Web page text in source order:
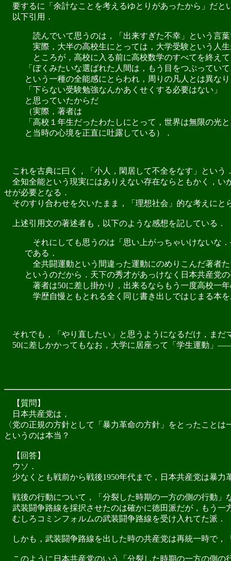
要するに「余計なことを考えるゆとりがあったから」だと
以下引用．
読んでいて思うのは，「出来すぎた不幸」という言葉
実際，大半の高校生にとっては，大学受験という人
ところが，高校に入る前に高校数学のすべてを終え
「ぼくみたいな選ばれた人間は，もう目をつぶってい
という一種の全能感にとらわれ，周りの凡人とは異なり
「下らない受験勉強なんかあくせくする必要はない」
と思っていたからだ
（実際，著者は
「高校１年生だったわたしにとって，世界は無限の光
と当時の心境を正直に吐露している）．
これを古典に曰く，「小人，閑居して不全をなす」という．
全知全能という現実にはありえない存在ならともかく，い
せが必要となる．
そのすり合わせを欠いたまま，「理想社会」的な考えにと
上述引用文の著述者も，以下のような感想を記している．
それにしても思うのは「思い上がっちゃいけないな
である．
全共闘運動という間違った運動にのめりこんだ著者
というのだから．天下の秀才があっけなく日本共産党
著者は50に差し掛かり，出来るならもう一度高校一
学歴自慢ともとれる全く同じ書き出しではじまる本
それでも，「やり直したい」と思うようになるだけ，まだ
50に差しかかってもなお，大学に居座って「学生運動」
【質問】
日本共産党は，
〈党の正規の方針として「暴力革命の方針」をとったことは
というのは本当？
【回答】
ウソ．
少なくとも戦前から戦後1950年代まで，日本共産党は暴力
戦後の行動について，「分裂した時期の一方の側の行動」
武装闘争路線を採択させたのは確かに徳田派だが，もう一
むしろコミンフォルムの武装闘争路線を受け入れてた派．
しかも，武装闘争路線を出した時の共産党は再統一時で，
このように日本共産党のいう「分裂した時期の一方の側の